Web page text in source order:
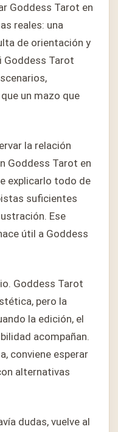
Goddess Tarot en
reales: una
de orientación y
Goddess Tarot
un mazo que
la relación
Goddess Tarot en
explicarlo todo de
suficientes
Ese
útil a Goddess
Goddess Tarot
pero la
la edición, el
acompañan.
conviene esperar
alternativas
dudas, vuelve al